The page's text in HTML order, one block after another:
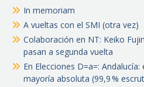
In memoriam
A vueltas con el SMI (otra vez)
Colaboración en NT: Keiko
pasan a segunda vuelta
En Elecciones D=a=:
mayoría absoluta (99,9 %